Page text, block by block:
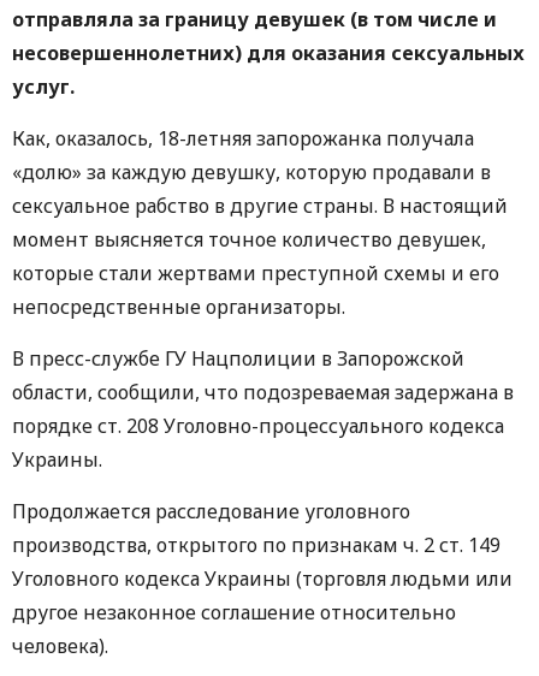
отправляла за границу девушек (в том числе и
несовершеннолетних) для оказания сексуальных
услуг.
Как, оказалось, 18-летняя запорожанка получала
«долю» за каждую девушку, которую продавали в
сексуальное рабство в другие страны. В настоящий
момент выясняется точное количество девушек,
которые стали жертвами преступной схемы и его
непосредственные организаторы.
В пресс-службе ГУ Нацполиции в Запорожской
области, сообщили, что подозреваемая задержана в
порядке ст. 208 Уголовно-процессуального кодекса
Украины.
Продолжается расследование уголовного
производства, открытого по признакам ч. 2 ст. 149
Уголовного кодекса Украины (торговля людьми или
другое незаконное соглашение относительно
человека).